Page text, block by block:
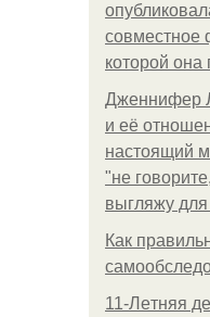
совместное
которой она
Дженнифер
и её
настоящий
"не
выгляжу для
Как
11-Лeтняя